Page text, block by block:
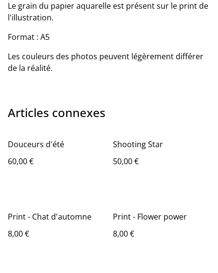
Le grain du papier aquarelle est présent sur le print de
l'illustration.
Format : A5
Les couleurs des photos peuvent légèrement différer
de la réalité.
Articles connexes
Douceurs d'été
60,00 €
Shooting Star
50,00 €
Print - Chat d'automne
8,00 €
Print - Flower power
8,00 €